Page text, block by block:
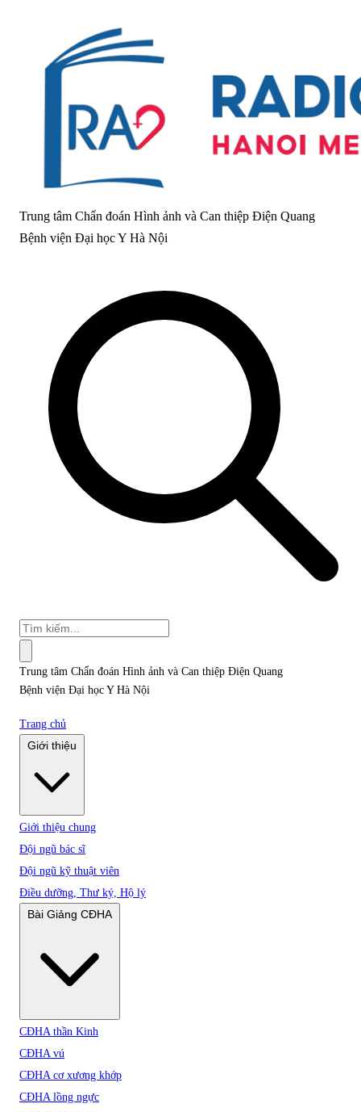
Trung tâm Chẩn đoán Hình ảnh và Can thiệp Điện Quang
Bệnh viện Đại học Y Hà Nội
Trung tâm Chẩn đoán Hình ảnh và Can thiệp Điện Quang
Bệnh viện Đại học Y Hà Nội
Trang chủ
Giới thiệu chung
Đội ngũ bác sĩ
Đội ngũ kỹ thuật viên
Điều dưỡng, Thư ký, Hộ lý
CĐHA thần Kinh
CĐHA vú
CĐHA cơ xương khớp
CĐHA lồng ngực